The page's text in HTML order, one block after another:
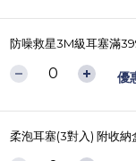
防噪救星3M級耳塞滿
優
柔泡耳塞(3對入) 附收納